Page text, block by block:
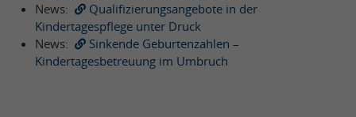
News:
Qualifizierungsangebote in der
Kindertagespflege unter Druck
News:
Sinkende Geburtenzahlen –
Kindertagesbetreuung im Umbruch